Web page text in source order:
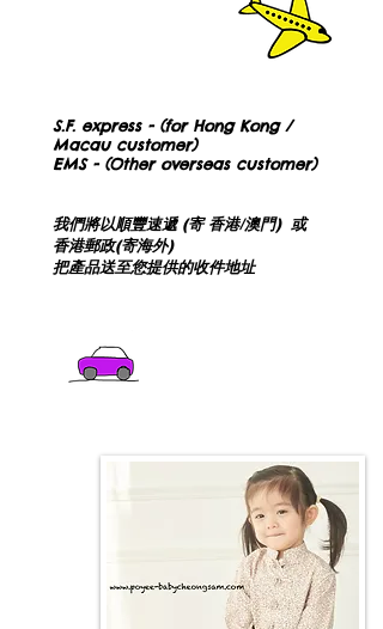
S.F. express - (for Hong Kong /
Macau customer)
EMS - (Other overseas customer)
我們將以順豐速遞 (寄 香港/澳門) 或
香港郵政(寄海外)
把產品送至您提供的收件地址